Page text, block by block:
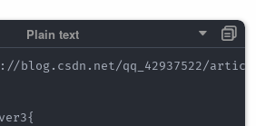
blog.csdn.net/qq_42937522/